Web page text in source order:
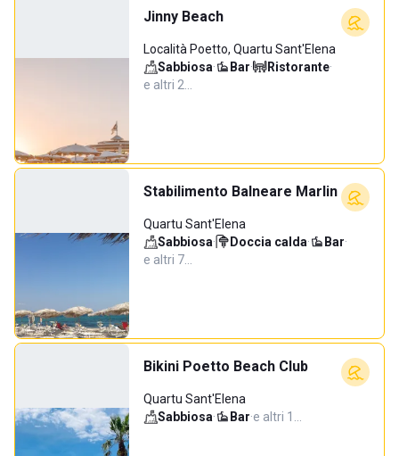
Jinny Beach
Località Poetto, Quartu Sant'Elena
Sabbiosa· Bar· Ristorante·
e altri 2…
Stabilimento Balneare Marlin
Quartu Sant'Elena
Sabbiosa· Doccia calda· Bar·
e altri 7…
Bikini Poetto Beach Club
Quartu Sant'Elena
Sabbiosa· Bar·e altri 1…